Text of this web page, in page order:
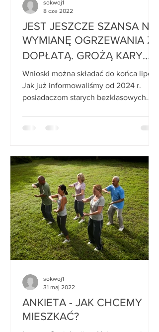
JEST JESZCZE SZANSA NA
WYMIANĘ OGRZEWANIA Z
DOPŁATĄ. GROŻĄ KARY
DO 5 TYS. ZŁ (7 CZERWCA
2022)
Wnioski można składać do końca lipca.
Jak już informowaliśmy od 2024 r.
posiadaczom starych bezklasowych
sokwoj1
8 cze 2022
ANKIETA - JAK CHCEMY
MIESZKAĆ?
sokwoj1
31 maj 2022